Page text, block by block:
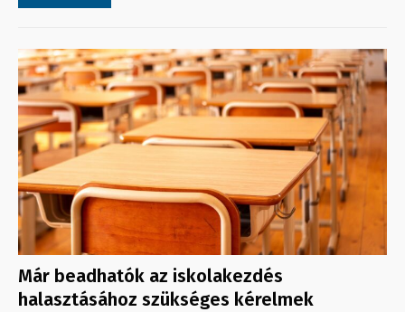
Már beadhatók az iskolakezdés
halasztásához szükséges kérelmek